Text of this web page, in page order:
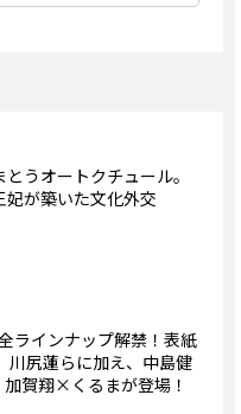
うオートクチュール。
妃が築いた文化外交
ラインナップ解禁！表紙
川尻蓮らに加え、中島健
賀翔×くるまが登場！